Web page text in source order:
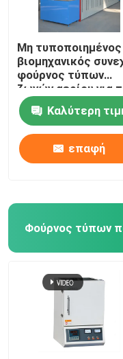
Μη τυποποιημένος
βιομηχανικός
φούρνος τύπων
ζωνών αερίου για
κεραμική
Καλύτερη
επαφή
Φούρνος τύπων